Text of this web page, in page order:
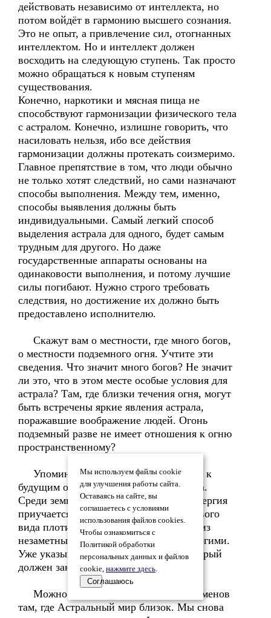
действовать независимо от интеллекта, но
потом войдёт в гармонию высшего сознания.
Это не опыт, а привлечение сил, отогнанных
интеллектом. Но и интеллект должен
восходить на следующую ступень. Так просто
можно обращаться к новым ступеням
существования.
Конечно, наркотики и мясная пища не
способствуют гармонизации физического тела
с астралом. Конечно, излишне говорить, что
насиловать нельзя, ибо все действия
гармонизации должны протекать соизмеримо.
Главное препятствие в том, что люди обычно
не только хотят следствий, но сами назначают
способы выполнения. Между тем, именно,
способы выявления должны быть
индивидуальными. Самый легкий способ
выделения астрала для одного, будет самым
трудным для другого. Но даже
государственные аппараты основаны на
одинаковости выполнения, и потому лучшие
силы погибают. Нужно строго требовать
следствия, но достижение их должно быть
предоставлено исполнителю.
Скажут вам о местности, где много богов,
о местности подземного огня. Учтите эти
сведения. Что значит много богов? Не значит
ли это, что в этом месте особые условия для
астрала? Там, где близки течения огня, могут
быть встречены яркие явления астрала,
поражавшие воображение людей. Огонь
подземный разве не имеет отношения к огню
пространственному?
Упоминание астрала нужно отнести к
будущим опытам уплотнённого астрала.
Среди земных условий психическая энергия
приучается в сознании к принятию нового
вида плоти. Эти изменения слагаются из
незаметных усвоений, явленных немногими.
Уже указывал на опыт с астралом, который
должен занать место в эволюции.
Можно заметить много малых феноменов
там, где Астральный мир близок. Мы снова
Мы используем файлы cookie
для улучшения работы сайта.
Оставаясь на сайте, вы
соглашаетесь с условиями
использования файлов cookies.
Чтобы ознакомиться с
Политикой обработки
персональных данных и файлов
cookie, нажмите здесь.
Соглашаюсь